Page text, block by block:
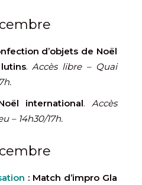
d’objets de Noël
.Accès libre – Quai
international.Accès
– 14h30/17h.
: Match d’impro Gla